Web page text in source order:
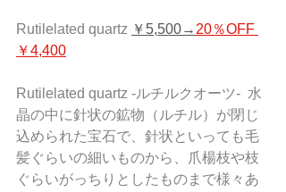
Rutilelated quartz ￥5,500→ 20％OFF
￥4,400
Rutilelated quartz -ルチルクオーツ-  水
晶の中に針状の鉱物（ルチル）が閉じ
込められた宝石で、針状といっても毛
髪ぐらいの細いものから、爪楊枝や枝
ぐらいがっちりとしたものまで様々あ